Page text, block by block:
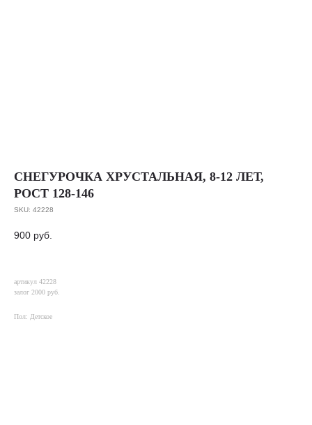
СНЕГУРОЧКА ХРУСТАЛЬНАЯ, 8-12 ЛЕТ,
РОСТ 128-146
SKU: 42228
900 руб.
артикул 42228
залог 2000 руб.
Пол: Детское